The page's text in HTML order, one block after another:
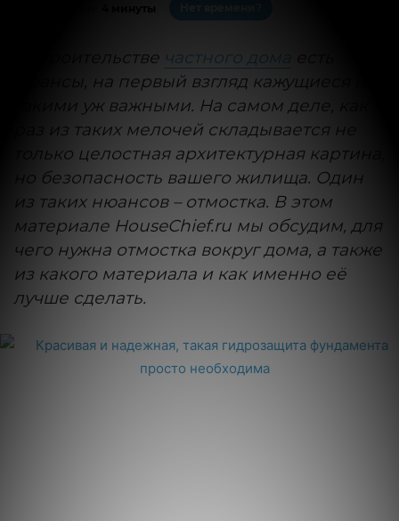
В строительстве частного дома
нюансы, на первый взгляд кажущиеся не
такими уж важными. На самом деле, как
раз из таких мелочей складывается не
только целостная архитектурная картина,
но безопасность вашего жилища. Один
из таких нюансов – отмостка. В этом
материале HouseСhief.ru мы обсудим, для
чего нужна отмостка вокруг дома, а также
из какого материала и как именно её
лучше сделать.